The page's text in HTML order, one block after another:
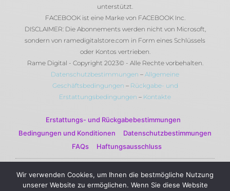
unterstützt.
FACEBOOK ist eine Marke von FACEBOOK Inc.
DISCLAIMER: Die Abonnements werden nicht von Microsoft,
sondern von ramedigitalstore.com in Form eines Schlüssels
oder Kontos vertrieben.
Rame Digital - Copyright 2023© - Alle Rechte vorbehalten.
Datenschutzbestimmungen – Allgemeine
Geschäftsbedingungen – Rückgabe- und
Erstattungsbedingungen – Kontakte
Erstattungs- und Rückgabebestimmungen
Bedingungen und Konditionen
Datenschutzbestimmungen
FAQs
Haftungsausschluss
© 2023 Rame Digital by Rame Corporation . Alle Rechte
vorbehalten.
Wir verwenden Cookies, um Ihnen die bestmögliche Nutzung
unserer Website zu ermöglichen. Wenn Sie diese Website